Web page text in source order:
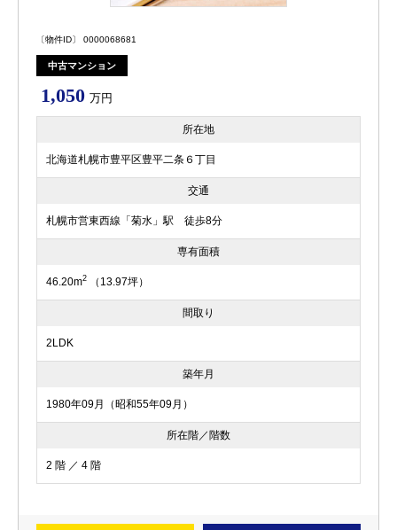
〔物件ID〕 0000068681
中古マンション
1,050 万円
所在地
北海道札幌市豊平区豊平二条６丁目
交通
札幌市営東西線「菊水」駅 徒歩8分
専有面積
46.20m2 （13.97坪）
間取り
2LDK
築年月
1980年09月（昭和55年09月）
所在階／階数
2 階 ／ 4 階